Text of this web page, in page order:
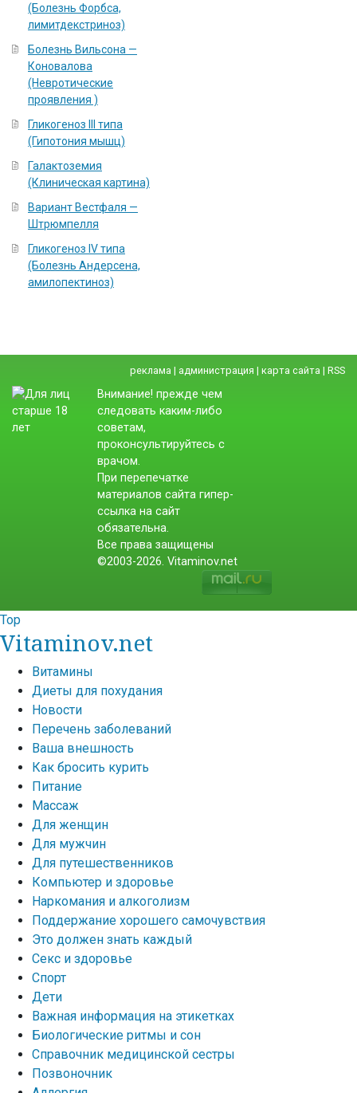
(Болезнь Форбса,
лимитдекстриноз)
Болезнь Вильсона —
Коновалова
(Невротические
проявления )
Гликогеноз III типа
(Гипотония мышц)
Галактоземия
(Клиническая картина)
Вариант Вестфаля —
Штрюмпелля
Гликогеноз IV типа
(Болезнь Андерсена,
амилопектиноз)
реклама | администрация | карта сайта | RSS
Внимание! прежде чем
следовать каким-либо
советам,
проконсультируйтесь с
врачом.
При перепечатке
материалов сайта гипер-
ссылка на сайт
обязательна.
Все права защищены
©2003-2026. Vitaminov.net
Top
Vitaminov.net
Витамины
Диеты для похудания
Новости
Перечень заболеваний
Ваша внешность
Как бросить курить
Питание
Массаж
Для женщин
Для мужчин
Для путешественников
Компьютер и здоровье
Наркомания и алкоголизм
Поддержание хорошего самочувствия
Это должен знать каждый
Секс и здоровье
Спорт
Дети
Важная информация на этикетках
Биологические ритмы и сон
Справочник медицинской сестры
Позвоночник